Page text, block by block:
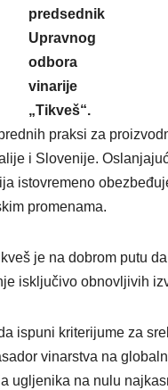
predsednik
Upravnog
odbora
vinarije
„Tikveš“.
praksi za
i Slovenije.
istovremeno
promenama.
je na dobrom putu
isključivo obnovljivih
ispuni kriterijume za
vinarstva na
ugljenika na nulu